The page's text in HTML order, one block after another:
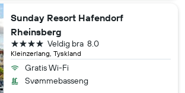
Sunday Resort Hafendorf
Rheinsberg
Kleinzerlang, Tyskland
8.0
Veldig bra
4 stjerner
Gratis Wi-Fi
Svømmebasseng